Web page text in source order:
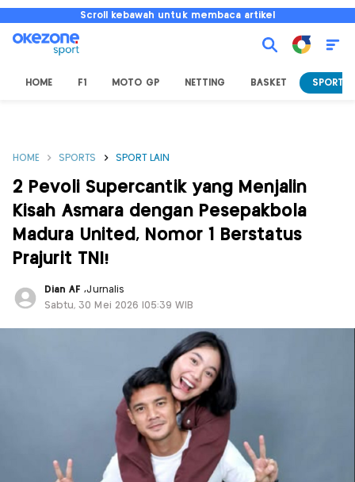
Scroll kebawah untuk membaca artikel
HOME F1 MOTO GP NETTING BASKET SPORT
HOME SPORTS SPORT LAIN
2 Pevoli Supercantik yang Menjalin
Kisah Asmara dengan Pesepakbola
Madura United, Nomor 1 Berstatus
Prajurit TNI!
Dian AF,Jurnalis
Sabtu, 30 Mei 2026 |05:39 WIB